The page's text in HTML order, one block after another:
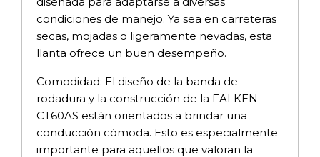
condiciones de manejo. Ya sea en carreteras
secas, mojadas o ligeramente nevadas, esta
llanta ofrece un buen desempeño.
Comodidad: El diseño de la banda de
rodadura y la construcción de la FALKEN
CT60AS están orientados a brindar una
conducción cómoda. Esto es especialmente
importante para aquellos que valoran la